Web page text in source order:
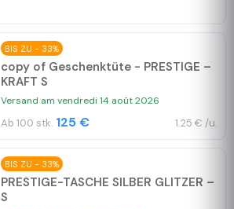
BIS ZU - 33%
copy of Geschenktüte - PRESTIGE –
KRAFT S
Versand am vendredi 14 août 2026
Ab 100 stk. 125 € 1.25 € /u.
BIS ZU - 33%
PRESTIGE-TASCHE SILBER GLITZER –
S